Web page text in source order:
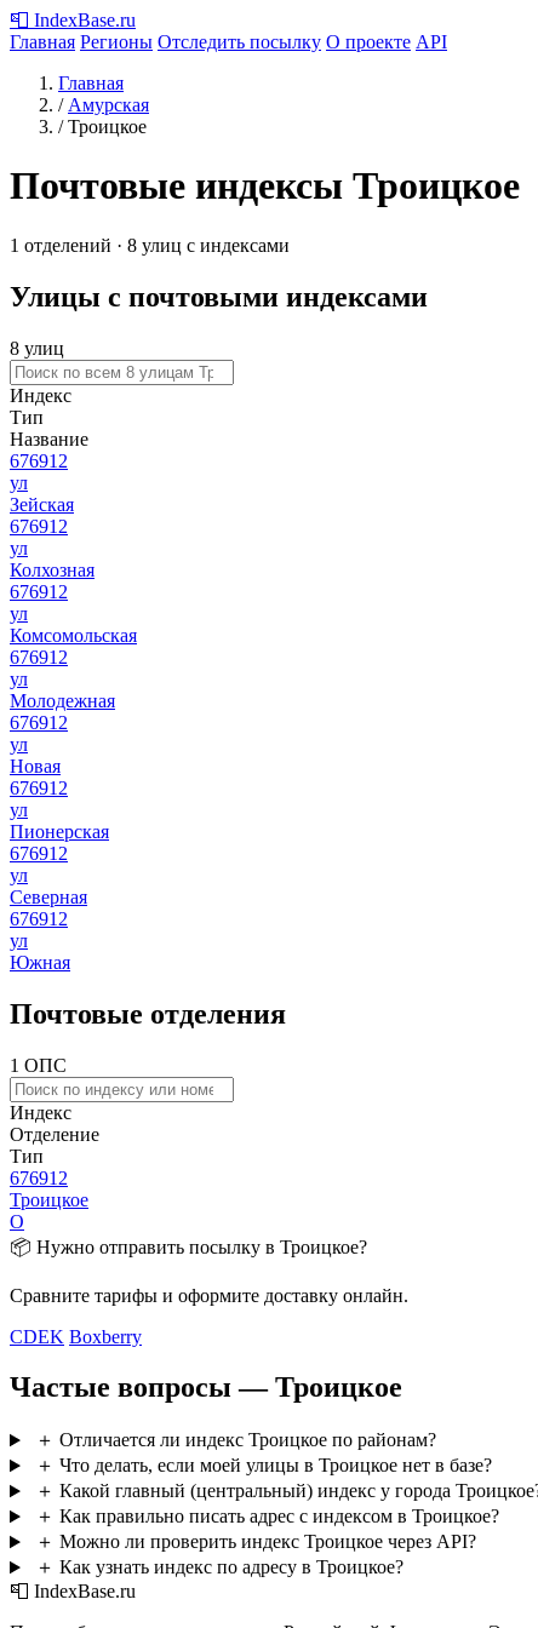
📮 IndexBase.ru
Главная Регионы Отследить посылку О проекте API
Главная
/ Амурская
/ Троицкое
Почтовые индексы Троицкое
1 отделений · 8 улиц с индексами
Улицы с почтовыми индексами
8 улиц
Индекс
Тип
Название
676912
ул
Зейская
676912
ул
Колхозная
676912
ул
Комсомольская
676912
ул
Молодежная
676912
ул
Новая
676912
ул
Пионерская
676912
ул
Северная
676912
ул
Южная
Почтовые отделения
1 ОПС
Индекс
Отделение
Тип
676912
Троицкое
О
📦 Нужно отправить посылку в Троицкое?
Сравните тарифы и оформите доставку онлайн.
CDEK Boxberry
Частые вопросы — Троицкое
＋ Отличается ли индекс Троицкое по районам?
＋ Что делать, если моей улицы в Троицкое нет в базе?
＋ Какой главный (центральный) индекс у города
＋ Как правильно писать адрес с индексом в Троицкое?
＋ Можно ли проверить индекс Троицкое через API?
＋ Как узнать индекс по адресу в Троицкое?
📮 IndexBase.ru